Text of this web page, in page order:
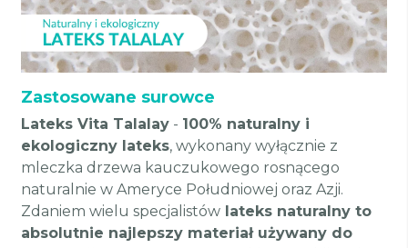
Zastosowane surowce
Lateks Vita Talalay - 100% naturalny i
ekologiczny lateks, wykonany wyłącznie z
mleczka drzewa kauczukowego rosnącego
naturalnie w Ameryce Południowej oraz Azji.
Zdaniem wielu specjalistów lateks naturalny to
absolutnie najlepszy materiał używany do